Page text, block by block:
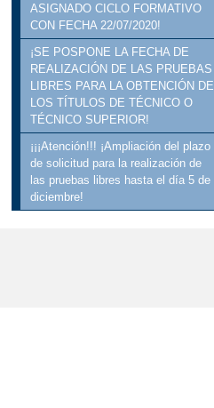
ASIGNADO CICLO FORMATIVO
CON FECHA 22/07/2020!
¡SE POSPONE LA FECHA DE
REALIZACIÓN DE LAS PRUEBAS
LIBRES PARA LA OBTENCIÓN DE
LOS TÍTULOS DE TÉCNICO O
TÉCNICO SUPERIOR!
¡¡¡Atención!!! ¡Ampliación del plazo
de solicitud para la realización de
las pruebas libres hasta el día 5 de
diciembre!